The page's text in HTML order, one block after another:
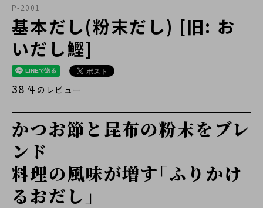
P-2001
基本だし(粉末だし) [旧: お
いだし鰹]
38 件のレビュー
かつお節と昆布の粉末をブレ
ンド
料理の風味が増す｢ふりかけ
るおだし｣